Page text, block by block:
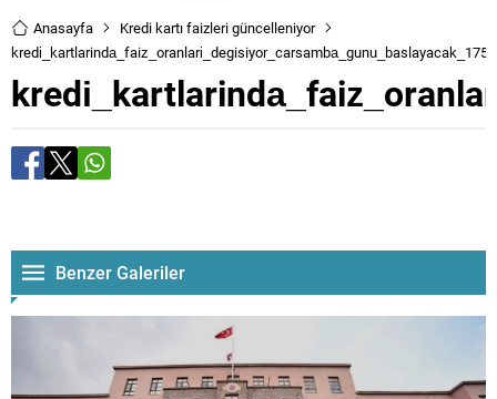
Anasayfa
Kredi kartı faizleri güncelleniyor
Benzer Galeriler